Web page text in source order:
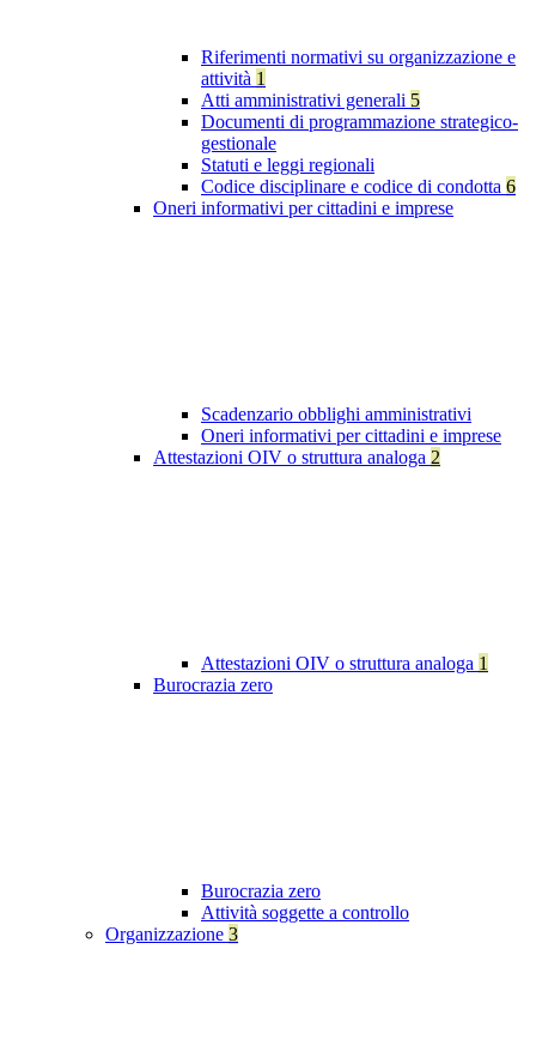
Riferimenti normativi su organizzazione e
attività 1
Atti amministrativi generali 5
Documenti di programmazione strategico-
gestionale
Statuti e leggi regionali
Codice disciplinare e codice di condotta 6
Oneri informativi per cittadini e imprese
Scadenzario obblighi amministrativi
Oneri informativi per cittadini e imprese
Attestazioni OIV o struttura analoga 2
Attestazioni OIV o struttura analoga 1
Burocrazia zero
Burocrazia zero
Attività soggette a controllo
Organizzazione 3